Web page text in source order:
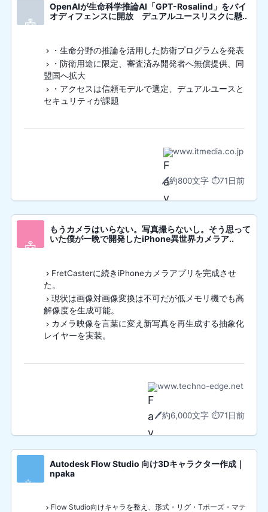
🤖
OpenAIが生命科学推論AI「GPT-Rosalind」をバイ
オディフェンスに開放 デュアルユースリスクに懸..
・生命分野の推論を活用した防衛プログラムを発表
・防衛用途に限定、審査済み開発者へ無償提供、同
盟国へ拡大
・アクセスは信頼モデルで選定、デュアルユースと
セキュリティが課題
www.itmedia.co.jp
🖊️約800文字⏱️71日前
🤖
もうカメラはいらない。写真撮らないし。そう思って
いた僕が一晩で開発したiPhone異世界カメラア..
FretCasterに続きiPhoneカメラアプリを完成させ
た。
現状は画像対画像変換は不可だが低メモリ機でも高
解像度を生成可能。
カメラ映像を言葉に変え新写真を再生成する抽象化
レイヤーを実装。
www.techno-edge.net
🖊️約6,000文字⏱️71日前
✨
Autodesk Flow Studio 向け3Dキャラクター作成｜
npaka
Flow Studio向けキャラを整え、形式・リグ・Tポーズ・マテ